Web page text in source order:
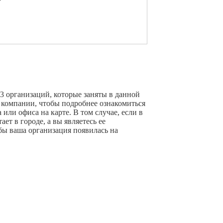
организаций, которые заняты в данной
чтобы подробнее ознакомиться
офиса на карте. В том случае, если в
в городе, а вы являетесь ее
ваша организация появилась на